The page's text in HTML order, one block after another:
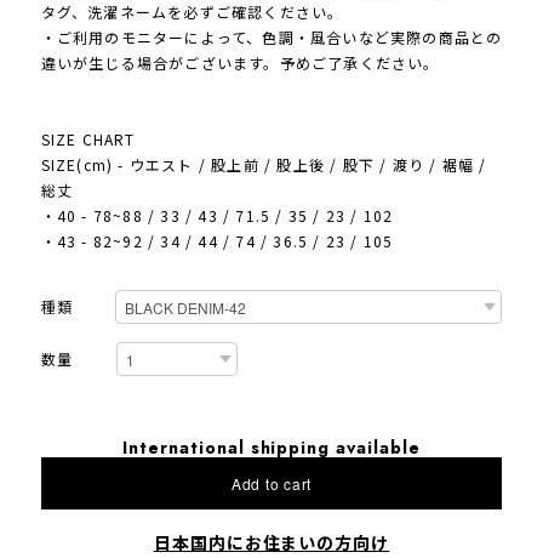
タグ、洗濯ネームを必ずご確認ください。
・ご利用のモニターによって、色調・風合いなど実際の商品との
違いが生じる場合がございます。予めご了承ください。
SIZE CHART
SIZE(cm) - ウエスト / 股上前 / 股上後 / 股下 / 渡り / 裾幅 /
総丈
・40 - 78~88 / 33 / 43 / 71.5 / 35 / 23 / 102
・43 - 82~92 / 34 / 44 / 74 / 36.5 / 23 / 105
種類
数量
International shipping available
Add to cart
日本国内にお住まいの方向け